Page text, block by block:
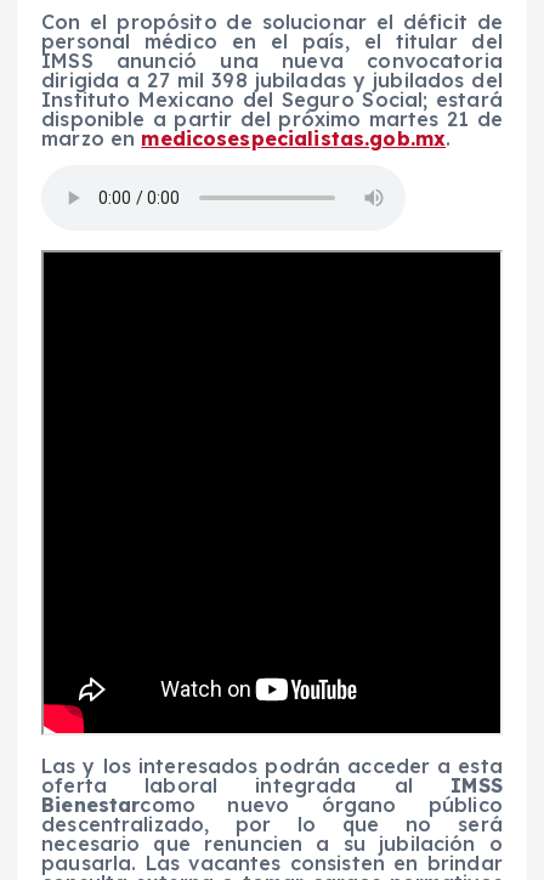
Con el propósito de solucionar el déficit de
personal médico en el país, el titular del
IMSS anunció una nueva convocatoria
dirigida a 27 mil 398 jubiladas y jubilados del
Instituto Mexicano del Seguro Social; estará
disponible a partir del próximo martes 21 de
marzo en medicosespecialistas.gob.mx.
Las y los interesados podrán acceder a esta
oferta laboral integrada al IMSS
Bienestarcomo nuevo órgano público
descentralizado, por lo que no será
necesario que renuncien a su jubilación o
pausarla. Las vacantes consisten en brindar